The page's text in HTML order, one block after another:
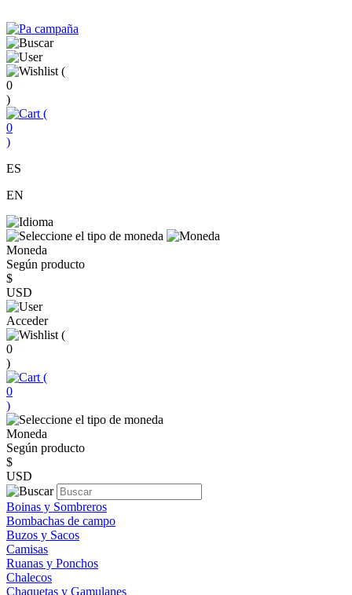
(
0
)
(
0
)
ES
EN
Moneda
Según producto
$
USD
Acceder
(
0
)
(
0
)
Moneda
Según producto
$
USD
Boinas y Sombreros
Bombachas de campo
Buzos y Sacos
Camisas
Ruanas y Ponchos
Chalecos
Chaquetas y Gamulanes